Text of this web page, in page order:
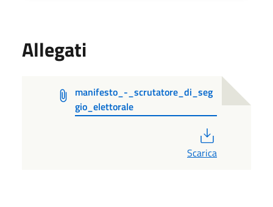
Allegati
manifesto_-_scrutatore_di_seg
gio_elettorale
Scarica